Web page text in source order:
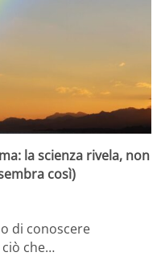
la scienza rivela, non
così)
di conoscere
che…